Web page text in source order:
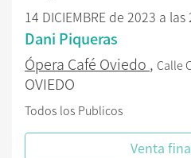
14 DICIEMBRE de 2023 a las
Dani Piqueras
Ópera Café Oviedo , Calle
OVIEDO
Todos los Publicos
Venta